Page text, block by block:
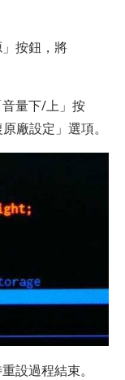
按鈕，將
量下/上」按
廠設定」選項。
設過程結束。